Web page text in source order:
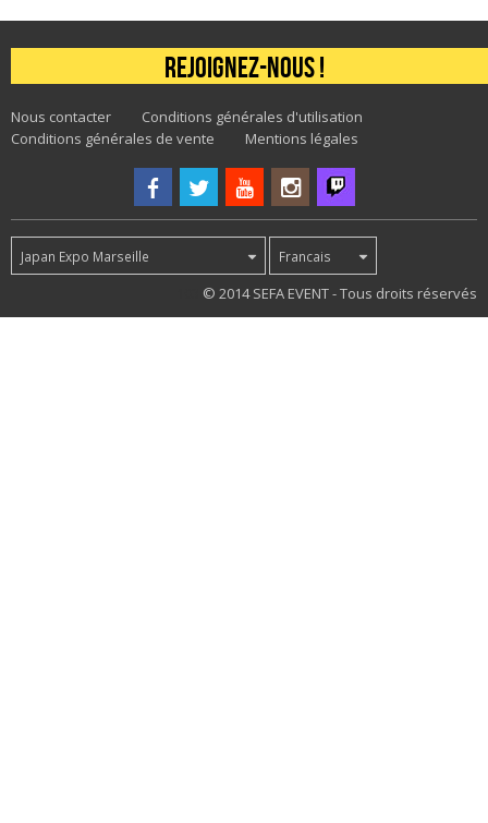
Rejoignez-nous !
Nous contacter
Conditions générales d'utilisation
Conditions générales de vente
Mentions légales
Japan Expo Marseille Francais
© 2014 SEFA EVENT - Tous droits réservés